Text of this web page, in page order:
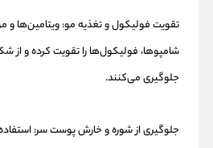
تقویت فولیکول و تغذیه مو: ویتامین‌ها و
شامپوها، فولیکول‌ها را تقویت کرده و از
جلوگیری می‌کنند.
جلوگیری از شوره و خارش پوست سر: